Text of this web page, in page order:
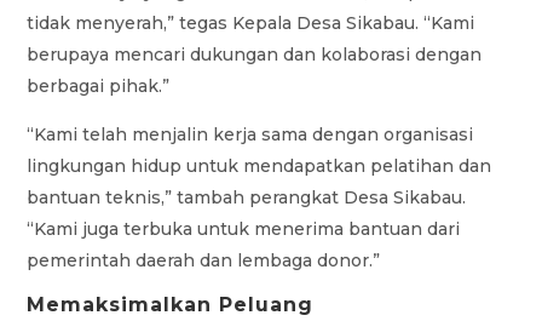
tidak menyerah,” tegas Kepala Desa Sikabau. “Kami
berupaya mencari dukungan dan kolaborasi dengan
berbagai pihak.”
“Kami telah menjalin kerja sama dengan organisasi
lingkungan hidup untuk mendapatkan pelatihan dan
bantuan teknis,” tambah perangkat Desa Sikabau.
“Kami juga terbuka untuk menerima bantuan dari
pemerintah daerah dan lembaga donor.”
Memaksimalkan Peluang